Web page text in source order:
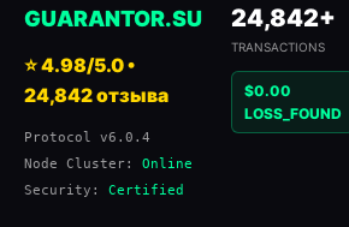
GUARANTOR.SU
⭐ 4.98/5.0 •
24,842 отзыва
Protocol v6.0.4
Node Cluster: Online
Security: Certified
24,842+
TRANSACTIONS
$0.00
LOSS_FOUND